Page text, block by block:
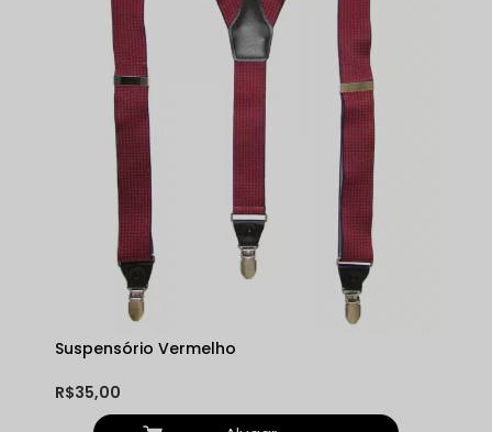
Suspensório Vermelho
R$35,00